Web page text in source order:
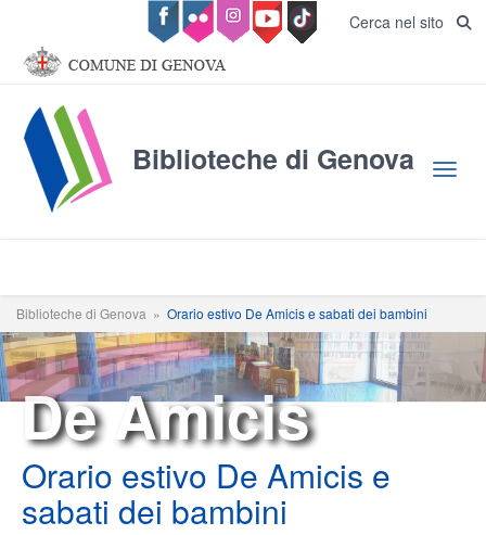
Salta al contenuto principale Cerca nel sito
Biblioteche di Genova
Biblioteche di Genova » Orario estivo De Amicis e sabati dei bambini
De Amicis
Orario estivo De Amicis e
sabati dei bambini